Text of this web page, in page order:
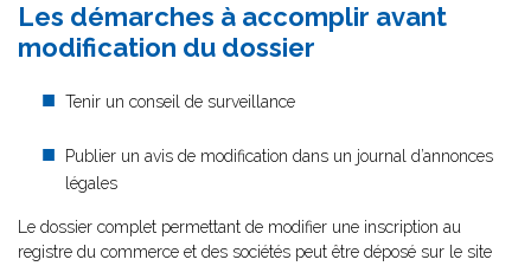
Les démarches à accomplir avant
modification du dossier
Tenir un conseil de surveillance
Publier un avis de modification dans un journal d’annonces
légales
Le dossier complet permettant de modifier une inscription au
registre du commerce et des sociétés peut être déposé sur le site